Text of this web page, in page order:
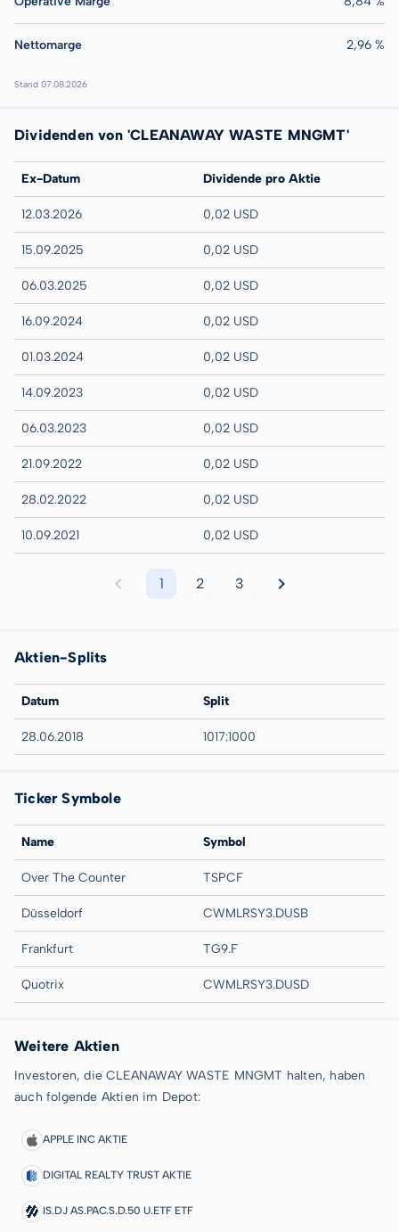
Nettomarge 2,96 %
Stand 07.08.2026
Dividenden von 'CLEANAWAY WASTE MNGMT'
Ex-Datum Dividende pro Aktie
12.03.2026 0,02 USD
15.09.2025 0,02 USD
06.03.2025 0,02 USD
16.09.2024 0,02 USD
01.03.2024 0,02 USD
14.09.2023 0,02 USD
06.03.2023 0,02 USD
21.09.2022 0,02 USD
28.02.2022 0,02 USD
10.09.2021 0,02 USD
1 2 3
Aktien-Splits
Datum Split
28.06.2018 1017:1000
Ticker Symbole
Name Symbol
Over The Counter TSPCF
Düsseldorf CWMLRSY3.DUSB
Frankfurt TG9.F
Quotrix CWMLRSY3.DUSD
Weitere Aktien
Investoren, die CLEANAWAY WASTE MNGMT halten, haben
auch folgende Aktien im Depot:
APPLE INC AKTIE
DIGITAL REALTY TRUST AKTIE
IS.DJ AS.PAC.S.D.50 U.ETF ETF